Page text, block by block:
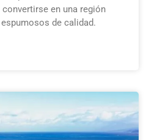
en una región
de calidad.